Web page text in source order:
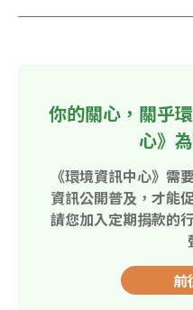
你的關心，關乎
心》
《環境資訊中心》需
資訊公開普及，才能
請您加入定期捐款的
前